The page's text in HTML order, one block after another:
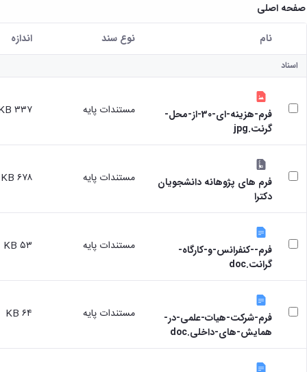
صفحه اصلی
کاربر انتخاب شده
نام نوع سند اندازه
اسناد
فرم-هزینه-ای-30-از-محل-
گرنت.jpg
مستندات پایه ۳۳۷ KB
فرم های پژوهانه دانشجویان
دکترا
مستندات پایه ۶۷۸ KB
فرم--کنفرانس-و-کارگاه-
گرانت.doc
مستندات پایه ۵۳ KB
فرم-شرکت-هیات-علمی-در-
همایش-های-داخلی.doc
مستندات پایه ۶۴ KB